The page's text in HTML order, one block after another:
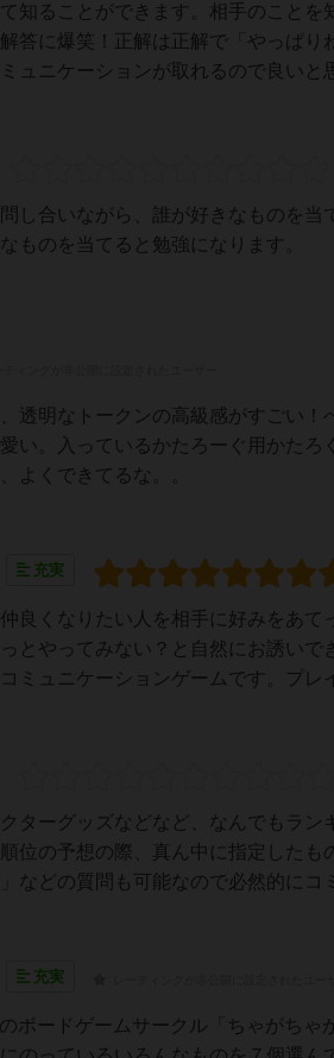
知ることができます。相手のこと
答に爆笑！正解は正解で「やっぱり
ュニケーションが取れるので良いと
し合いながら、誰が好きなものを当
ものを当てると勉強になります。
透明なトークンの高級感がすごい
い。入っているかたろーぐ用かた
よくできてるな。。
充実
良くなりたい人を相手に好みをあ
とやってみない？と自然にお誘いで
ミュニケーションゲームです。プレ
ターグッズなどなど、なんでもラ
位の予想の際、真ん中に指定した
などの質問も可能なので必然的にコ
充実
ボードゲームサークル「ちゃがちゃ